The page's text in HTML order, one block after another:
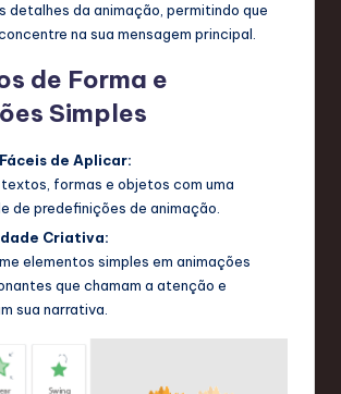
detalhes da animação, permitindo que
na sua mensagem principal.
de Forma e
Simples
de Aplicar:
formas e objetos com uma
de predefinições de animação.
Criativa:
elementos simples em animações
que chamam a atenção e
sua narrativa.